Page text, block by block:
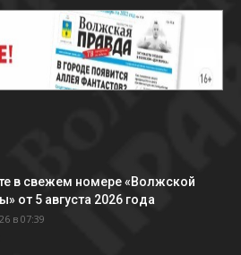
в свежем номере «Волжской
от 5 августа 2026 года
в 07:39